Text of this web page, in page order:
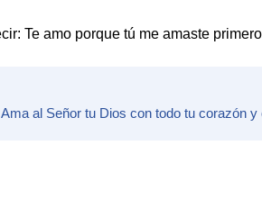
Te amo porque tú me amaste
al Señor tu Dios con todo tu corazón